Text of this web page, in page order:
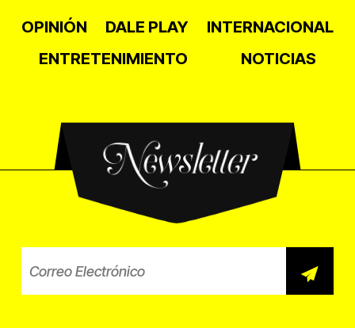
OPINIÓN DALE PLAY
INTERNACIONAL
ENTRETENIMIENTO
NOTICIAS
Newsletter